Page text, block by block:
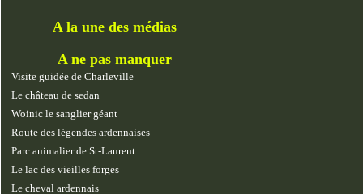
A la une des médias
A ne pas manquer
Visite guidée de Charleville
Le château de sedan
Woinic le sanglier géant
Route des légendes ardennaises
Parc animalier de St-Laurent
Le lac des vieilles forges
Le cheval ardennais